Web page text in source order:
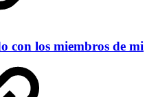
con los miembros de mi